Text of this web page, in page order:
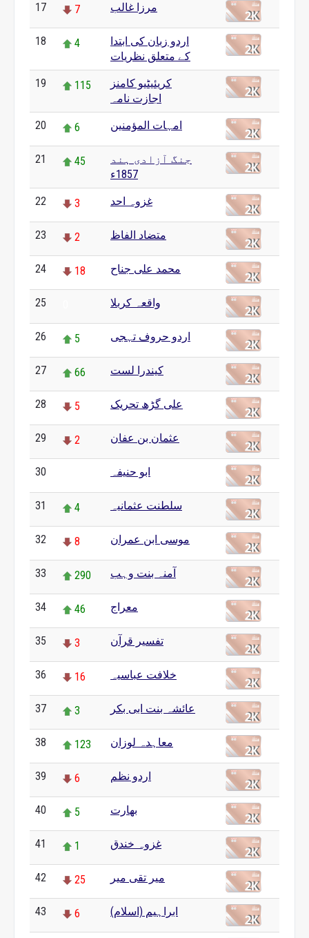
17 7 مرزا غالب
18 4
اردو زبان کی ابتدا
کے متعلق نظریات
19 115
کریئیٹیو کامنز
اجازت نامہ
20 6 امہات المؤمنین
21 45
جنگ آزادی ہند
1857ء
22 3 غزوہ احد
23 2 متضاد الفاظ
24 18 محمد علی جناح
25 واقعہ کربلا
26 5 اردو حروف تہجی
27 66 کیندرا لست
28 5 علی گڑھ تحریک
29 2 عثمان بن عفان
30 ابو حنیفہ
31 4 سلطنت عثمانیہ
32 8 موسی ابن عمران
33 290 آمنہ بنت وہب
34 46 معراج
35 3 تفسیر قرآن
36 16 خلافت عباسیہ
37 3 عائشہ بنت ابی بکر
38 123 معاہدہ لوزان
39 6 اردو نظم
40 5 بھارت
41 1 غزوہ خندق
42 25 مير تقی میر
43 6 ابراہیم (اسلام)